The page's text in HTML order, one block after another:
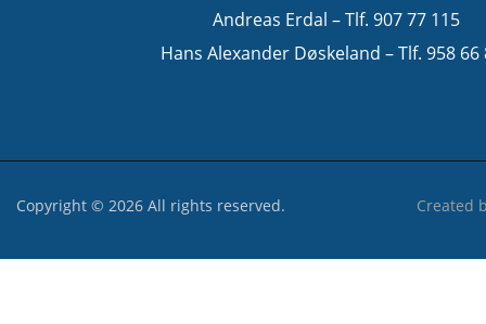
Andreas Erdal – Tlf. 907 77 115
Hans Alexander Døskeland – Tlf. 958 66
Copyright © 2026 All rights reserved. Created